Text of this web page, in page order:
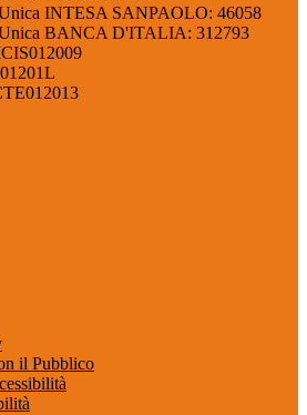
INTESA SANPAOLO: 46058
Unica BANCA D'ITALIA: 312793
il Pubblico